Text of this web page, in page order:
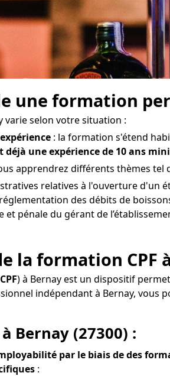
une formation
varie selon votre situation :
: la formation s'étend
une expérience de 10 ans
apprendrez différents thèmes tel
relatives à l'ouverture d'un
des débits de
et pénale du gérant de
la formation CPF
CPF) à Bernay est un dispositif
indépendant à Bernay,
Bernay (27300) :
par le biais de des
: